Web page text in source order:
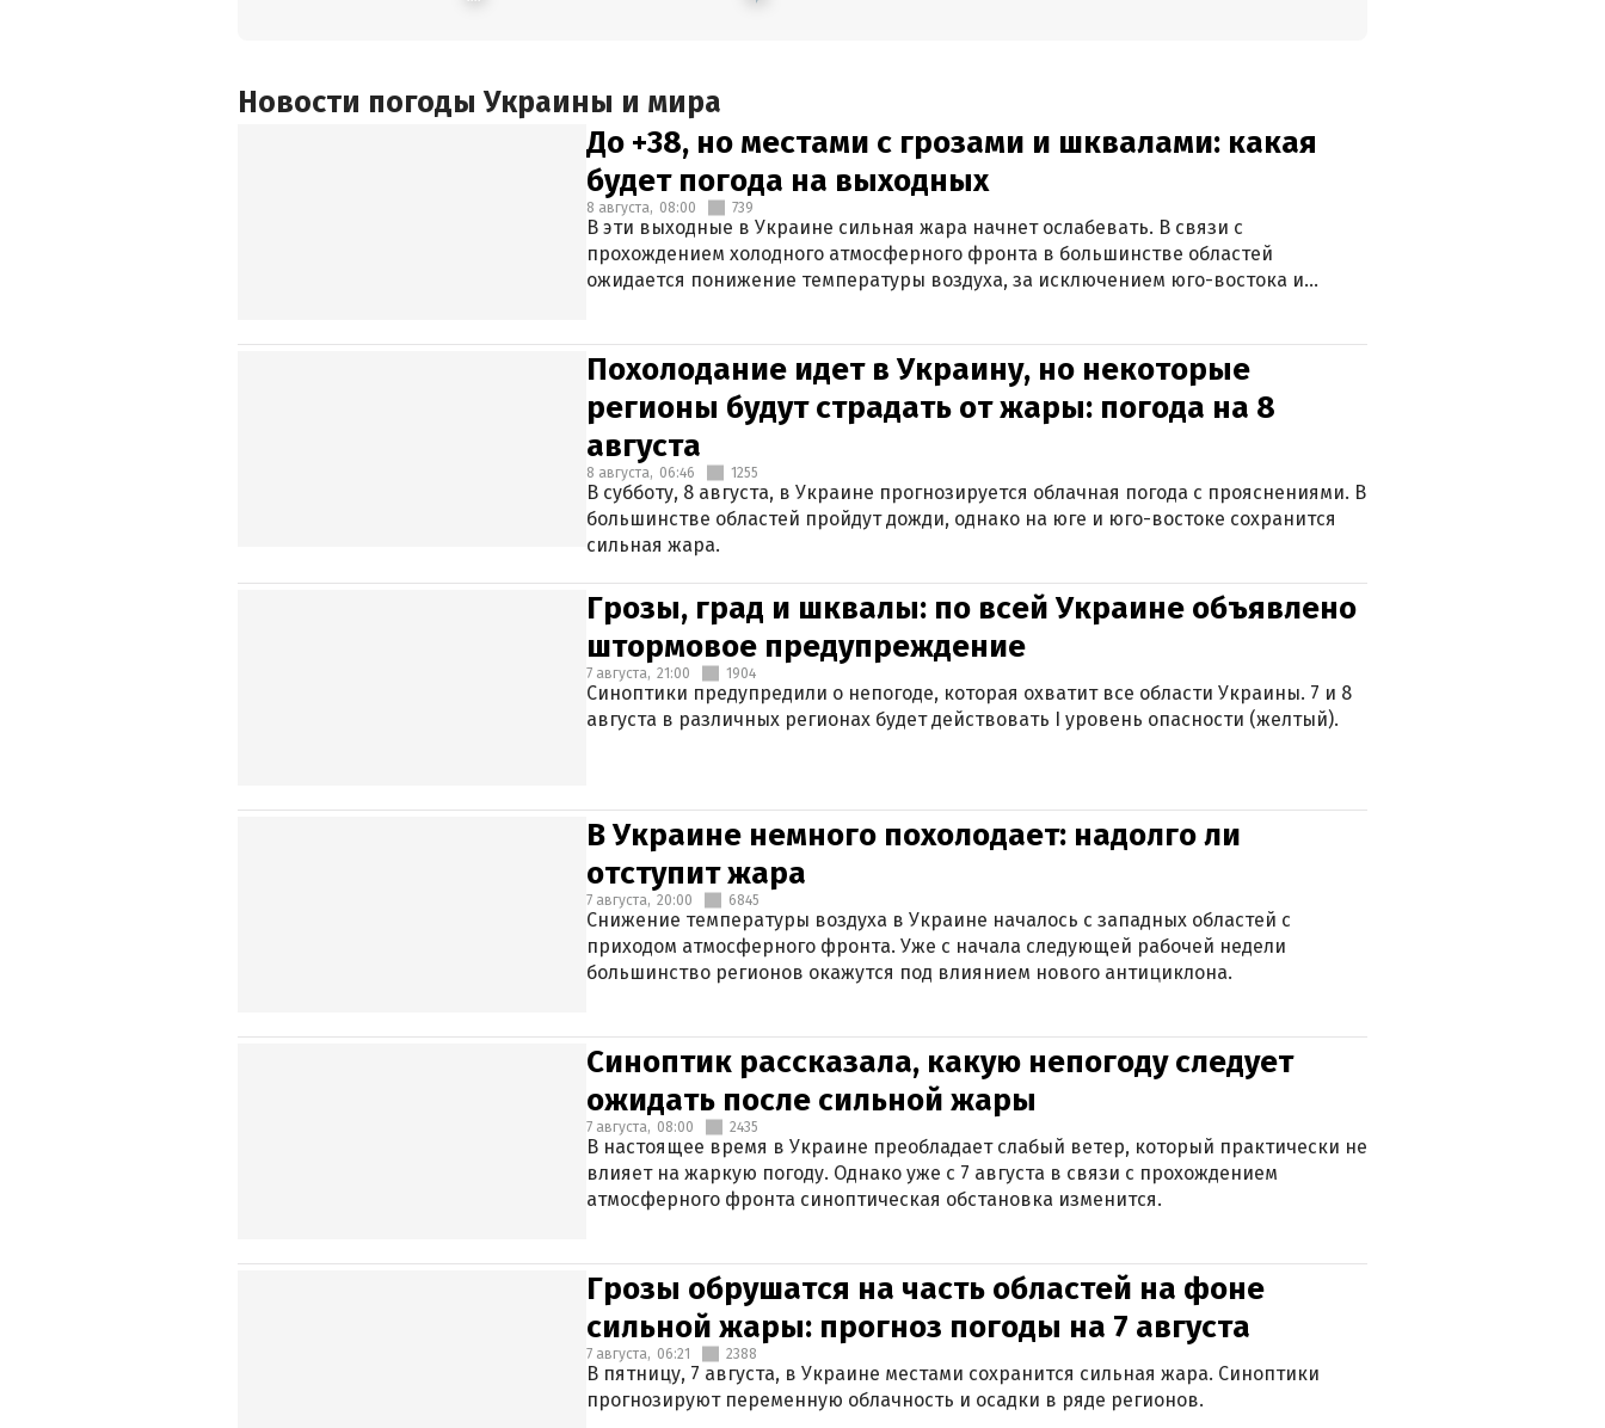
Новости погоды Украины и мира
До +38, но местами с грозами и шквалами: какая
будет погода на выходных
8 августа, 08:00 739
В эти выходные в Украине сильная жара начнет ослабевать. В связи с
прохождением холодного атмосферного фронта в большинстве областей
ожидается понижение температуры воздуха, за исключением юго-востока и
Похолодание идет в Украину, но некоторые
регионы будут страдать от жары: погода на 8
августа
8 августа, 06:46 1255
В субботу, 8 августа, в Украине прогнозируется облачная погода с прояснениями. В
большинстве областей пройдут дожди, однако на юге и юго-востоке сохранится
сильная жара.
Грозы, град и шквалы: по всей Украине объявлено
штормовое предупреждение
7 августа, 21:00 1904
Синоптики предупредили о непогоде, которая охватит все области Украины. 7 и 8
августа в различных регионах будет действовать I уровень опасности (желтый).
В Украине немного похолодает: надолго ли
отступит жара
7 августа, 20:00 6845
Снижение температуры воздуха в Украине началось с западных областей с
приходом атмосферного фронта. Уже с начала следующей рабочей недели
большинство регионов окажутся под влиянием нового антициклона.
Синоптик рассказала, какую непогоду следует
ожидать после сильной жары
7 августа, 08:00 2435
В настоящее время в Украине преобладает слабый ветер, который практически не
влияет на жаркую погоду. Однако уже с 7 августа в связи с прохождением
атмосферного фронта синоптическая обстановка изменится.
Грозы обрушатся на часть областей на фоне
сильной жары: прогноз погоды на 7 августа
7 августа, 06:21 2388
В пятницу, 7 августа, в Украине местами сохранится сильная жара. Синоптики
прогнозируют переменную облачность и осадки в ряде регионов.